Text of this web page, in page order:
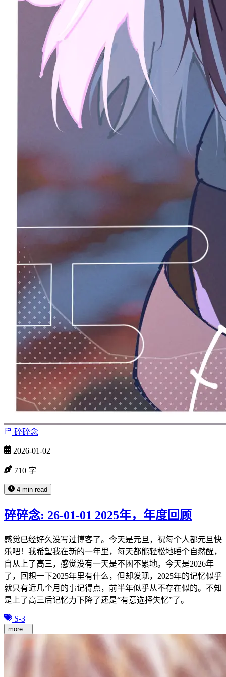
碎碎念
2026-01-02
710 字
4 min read
碎碎念: 26-01-01 2025年，年度回顾
感觉已经好久没写过博客了。今天是元旦，祝每个人都元旦快
乐吧！我希望我在新的一年里，每天都能轻松地睡个自然醒，
自从上了高三，感觉没有一天是不困不累地。今天是2026年
了，回想一下2025年里有什么，但却发现，2025年的记忆似乎
就只有近几个月的事记得点，前半年似乎从不存在似的。不知
是上了高三后记忆力下降了还是“有意选择失忆”了。
S-3
more...